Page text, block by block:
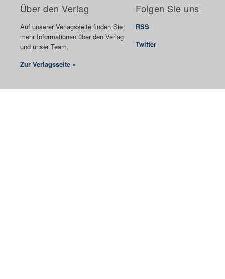
Über den Verlag
Auf unserer Verlagsseite finden Sie
mehr Informationen über den Verlag
und unser Team.
Zur Verlagsseite »
Folgen Sie uns
RSS
Twitter